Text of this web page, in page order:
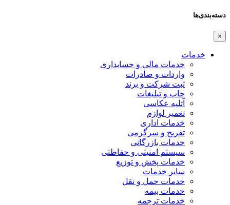
دسته‌بندی‌ها
×
خدمات
خدمات مالی و حسابداری
واردات و صادرات
ثبت شرکت و برند
چاپ و تبلیغات
آتلیه عکاسی
تعمیر لوازم
خدمات اداری
تفریح و سرگرمی
خدمات بازرگانی
سیستم امنیتی و حفاظتی
خدمات پخش و توزیع
سایر خدمات
خدمات حمل و نقل
خدمات بیمه
خدمات ترجمه